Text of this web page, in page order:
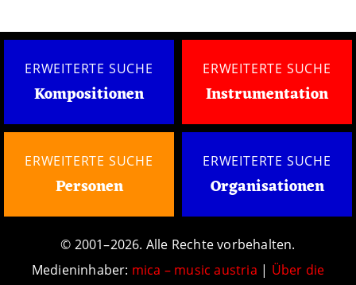
ERWEITERTE SUCHE
Kompositionen
ERWEITERTE SUCHE
Instrumentation
ERWEITERTE SUCHE
Personen
ERWEITERTE SUCHE
Organisationen
© 2001–2026. Alle Rechte vorbehalten.
Medieninhaber: mica – music austria | Über die